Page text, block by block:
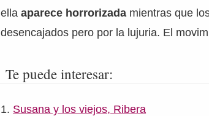
ellaaparece horrorizada mientras que
desencajados pero por la lujuria. El
Te puede interesar:
Susana y los viejos, Ribera